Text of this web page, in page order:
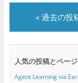
« 過去の投
人気の投稿とページ
Agent Learning via